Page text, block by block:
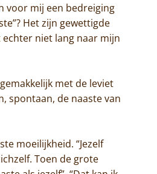
voor mij een bedreiging
Het zijn gewettigde
niet lang naar mijn
met de leviet
spontaan, de naaste van
moeilijkheid. “Jezelf
Toen de grote